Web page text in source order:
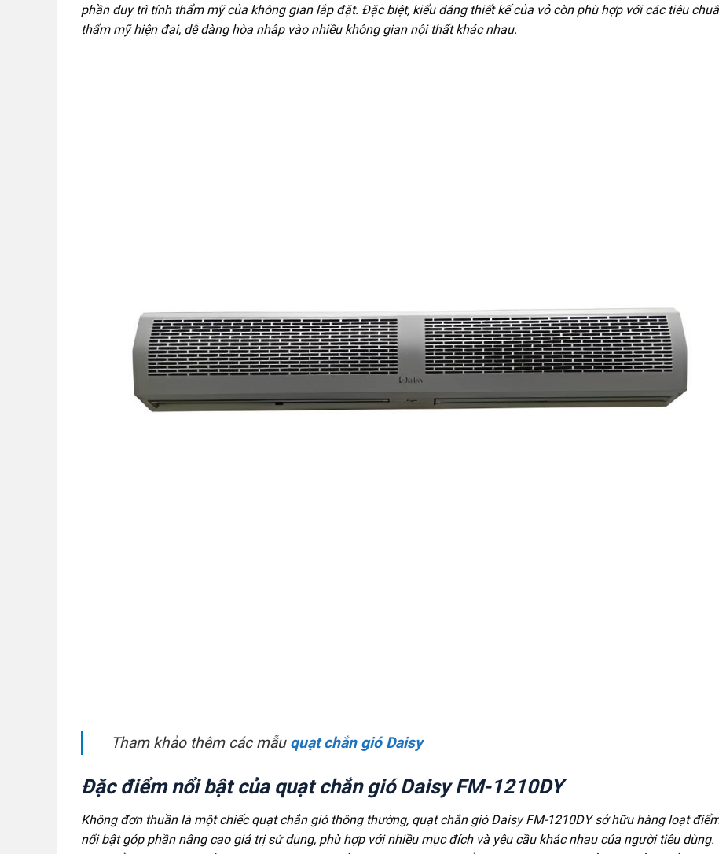
phần duy trì tính thẩm mỹ của không gian lắp đặt. Đặc biệt, kiểu dáng thiết kế của vỏ còn phù hợp với các tiêu
thẩm mỹ hiện đại, dễ dàng hòa nhập vào nhiều không gian nội thất khác nhau.
Tham khảo thêm các mẫu quạt chắn gió Daisy
Đặc điểm nổi bật của quạt chắn gió Daisy FM-1210DY
Không đơn thuần là một chiếc quạt chắn gió thông thường, quạt chắn gió Daisy FM-1210DY sở hữu hàng loạt
nổi bật góp phần nâng cao giá trị sử dụng, phù hợp với nhiều mục đích và yêu cầu khác nhau của người tiêu dùng.